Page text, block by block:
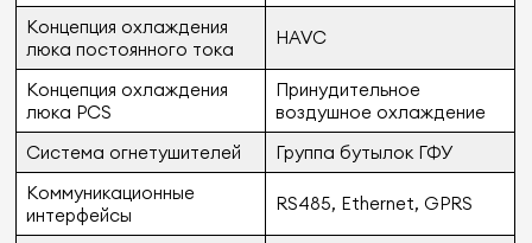
Концепция охлаждения
люка постоянного тока
HAVC
Концепция охлаждения
люка PCS
Принудительное
воздушное охлаждение
Система огнетушителей
Группа бутылок ГФУ
Коммуникационные
интерфейсы
RS485, Ethernet, GPRS